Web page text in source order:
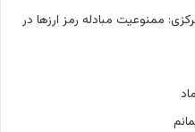
ممنوعیت مبادله رمز ارزها در